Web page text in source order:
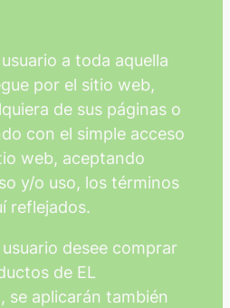
a toda aquella
por el sitio web,
de sus páginas o
con el simple acceso
web, aceptando
y/o uso, los términos
reflejados.
desee comprar
de EL
se aplicarán también